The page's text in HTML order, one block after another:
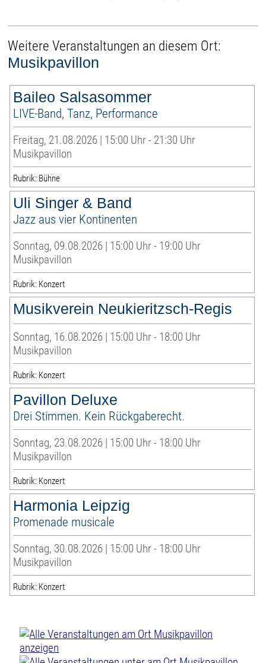
Weitere Veranstaltungen an diesem Ort:
Musikpavillon
Baileo Salsasommer
LIVE-Band, Tanz, Performance
Freitag, 21.08.2026 | 15:00 Uhr - 21:30 Uhr
Musikpavillon
Rubrik: Bühne
Uli Singer & Band
Jazz aus vier Kontinenten
Sonntag, 09.08.2026 | 15:00 Uhr - 19:00 Uhr
Musikpavillon
Rubrik: Konzert
Musikverein Neukieritzsch-Regis
Sonntag, 16.08.2026 | 15:00 Uhr - 18:00 Uhr
Musikpavillon
Rubrik: Konzert
Pavillon Deluxe
Drei Stimmen. Kein Rückgaberecht.
Sonntag, 23.08.2026 | 15:00 Uhr - 18:00 Uhr
Musikpavillon
Rubrik: Konzert
Harmonia Leipzig
Promenade musicale
Sonntag, 30.08.2026 | 15:00 Uhr - 18:00 Uhr
Musikpavillon
Rubrik: Konzert